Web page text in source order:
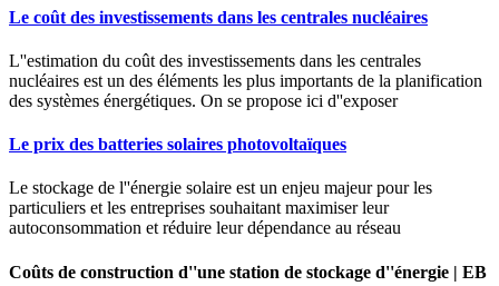
Le coût des investissements dans les centrales nucléaires
L''estimation du coût des investissements dans les centrales
nucléaires est un des éléments les plus importants de la planification
des systèmes énergétiques. On se propose ici d''exposer
Le prix des batteries solaires photovoltaïques
Le stockage de l''énergie solaire est un enjeu majeur pour les
particuliers et les entreprises souhaitant maximiser leur
autoconsommation et réduire leur dépendance au réseau
Coûts de construction d''une station de stockage d''énergie | EB